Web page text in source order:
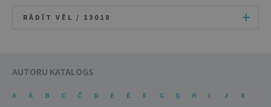
RĀDĪT VĒL / 13018
AUTORU KATALOGS
A Ā B C Č D E Ē F G Ģ H I J
K